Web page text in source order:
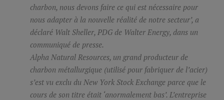
charbon, nous devons faire ce qui est nécessaire pour
nous adapter à la nouvelle réalité de notre secteur’, a
déclaré Walt Sheller, PDG de Walter Energy, dans un
communiqué de presse.
Alpha Natural Resources, un grand producteur de
charbon métallurgique (utilisé pour fabriquer de l’acier)
s’est vu exclu du New York Stock Exchange parce que le
cours de son titre était ‘anormalement bas’. L’entreprise